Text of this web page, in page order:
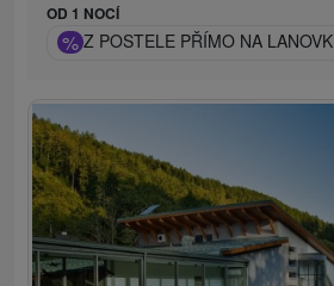
OD 1 NOCÍ
% Z POSTELE PŘÍMO NA